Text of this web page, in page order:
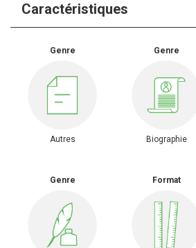
Caractéristiques
Genre
Autres
Genre
Biographie
Genre Format